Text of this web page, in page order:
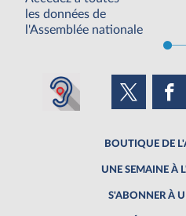
les données de
l'Assemblée nationale
BOUTIQUE DE
UNE SEMAINE À
S'ABONNER À